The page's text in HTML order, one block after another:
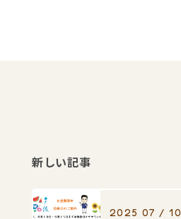
新しい記事
2025 07 / 10